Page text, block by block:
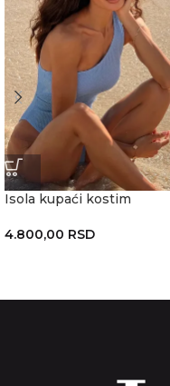
Isola kupaći kostim
4.800,00 RSD